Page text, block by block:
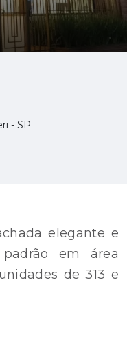
- SP
elegante e
em área
de 313 e
5 e 6 vagas,